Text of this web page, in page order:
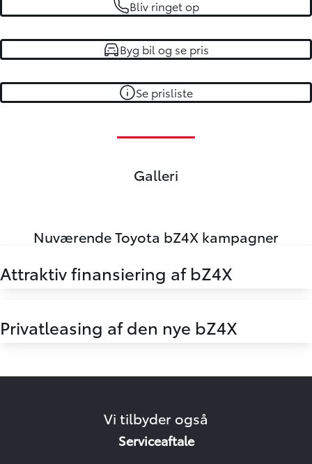
Bliv ringet op
Byg bil og se pris
Se prisliste
Galleri
Nuværende Toyota bZ4X kampagner
Attraktiv finansiering af bZ4X
Privatleasing af den nye bZ4X
Vi tilbyder også
Serviceaftale